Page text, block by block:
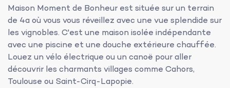
Maison Moment de Bonheur est située sur un terrain
de 4a où vous vous réveillez avec une vue splendide sur
les vignobles. C'est une maison isolée indépendante
avec une piscine et une douche extérieure chauffée.
Louez un vélo électrique ou un canoë pour aller
découvrir les charmants villages comme Cahors,
Toulouse ou Saint-Cirq-Lapopie.